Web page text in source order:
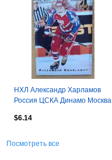
НХЛ Александр Харламов
Россия ЦСКА Динамо Москва
$6.14
Посмотреть все